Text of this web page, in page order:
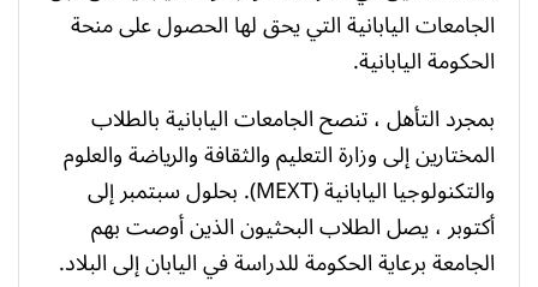
الجامعات اليابانية التي يحق لها الحصول على منحة
الحكومة اليابانية.
بمجرد التأهل ، تنصح الجامعات اليابانية بالطلاب
المختارين إلى وزارة التعليم والثقافة والرياضة والعلوم
والتكنولوجيا اليابانية (MEXT). بحلول سبتمبر إلى
أكتوبر ، يصل الطلاب البحثيون الذين أوصت بهم
الجامعة برعاية الحكومة للدراسة في اليابان إلى البلاد.